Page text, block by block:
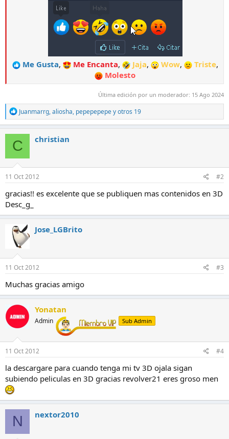
Me Gusta, Me Encanta, Jaja, Wow, Triste,
Molesto
Última edición por un moderador: 15 Ago 2024
R
e
a
c
c
i
o
n
e
s
:
Juanmarrg,aliosha, pepepepepey otros 19
C christian
11 Oct 2012 #2
gracias!! es excelente que se publiquen mas contenidos en 3D
Desc_g_
Jose_LGBrito
11 Oct 2012 #3
Muchas gracias amigo
Yonatan
Admin Sub Admin
11 Oct 2012 #4
la descargare para cuando tenga mi tv 3D ojala sigan
subiendo peliculas en 3D gracias revolver21 eres groso men
N nextor2010